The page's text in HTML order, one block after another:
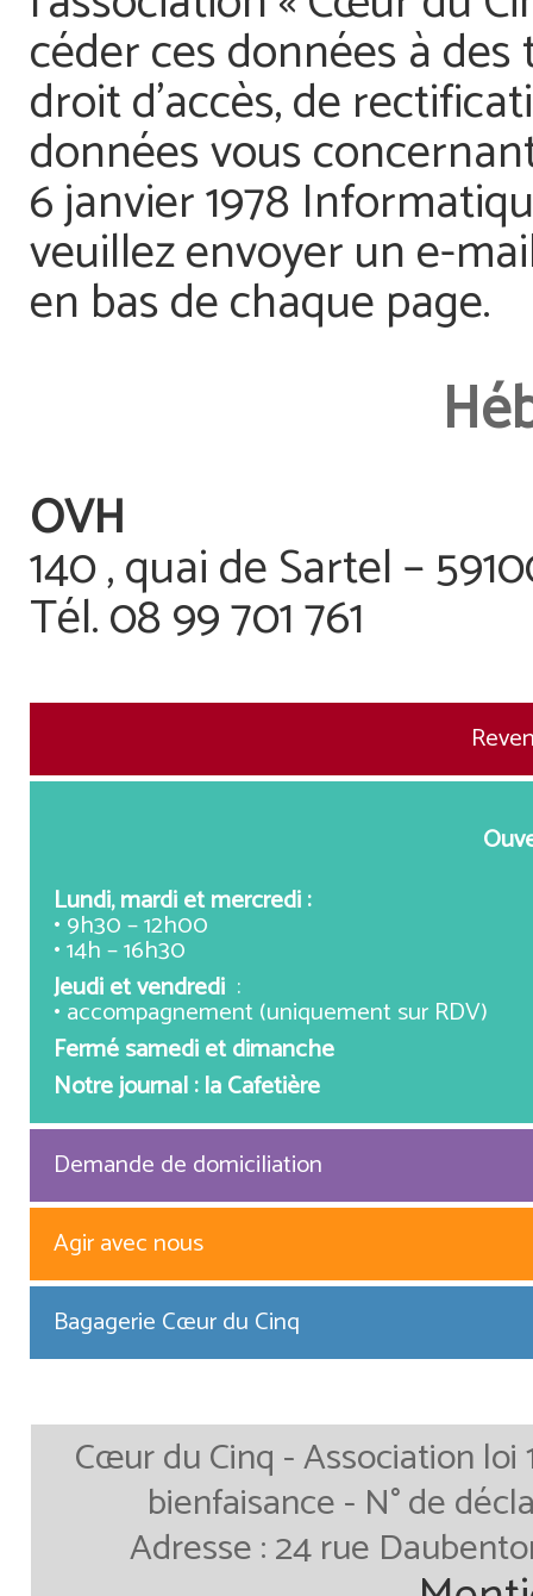
céder ces données à
droit d’accès, de
données vous
6 janvier 1978
veuillez envoyer un e-
en bas de chaque page.
OVH
140 , quai de Sartel –
Tél. 08 99 701 761
Lundi, mardi et mercredi :
• 9h30 – 12h00
• 14h – 16h30
Jeudi et vendredi :
• accompagnement (uniquement sur RDV)
Fermé samedi et dimanche
Notre journal : la Cafetière
Demande de domiciliation
Agir avec nous
Bagagerie Cœur du Cinq
Cœur du Cinq - Association
bienfaisance - N° de
Adresse : 24 rue